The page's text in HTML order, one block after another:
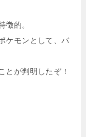
徴的。
ケモンとして、バ
とが判明したぞ！